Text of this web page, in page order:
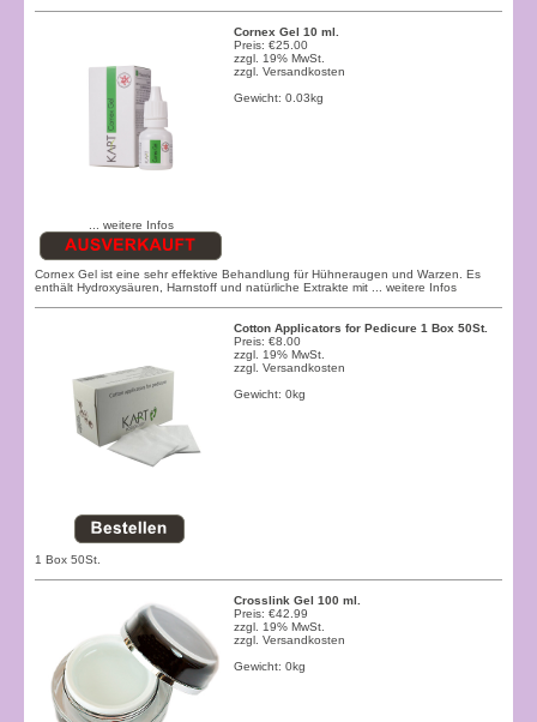
... weitere Infos
Cornex Gel 10 ml.
Preis: €25.00
zzgl. 19% MwSt.
zzgl. Versandkosten
Gewicht: 0.03kg
Cornex Gel ist eine sehr effektive Behandlung für Hühneraugen und Warzen. Es
enthält Hydroxysäuren, Harnstoff und natürliche Extrakte mit ... weitere Infos
Cotton Applicators for Pedicure 1 Box 50St.
Preis: €8.00
zzgl. 19% MwSt.
zzgl. Versandkosten
Gewicht: 0kg
1 Box 50St.
Crosslink Gel 100 ml.
Preis: €42.99
zzgl. 19% MwSt.
zzgl. Versandkosten
Gewicht: 0kg